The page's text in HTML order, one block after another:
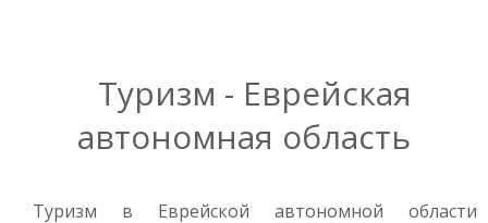
Туризм - Еврейская
автономная область
Туризм в Еврейской автономной области